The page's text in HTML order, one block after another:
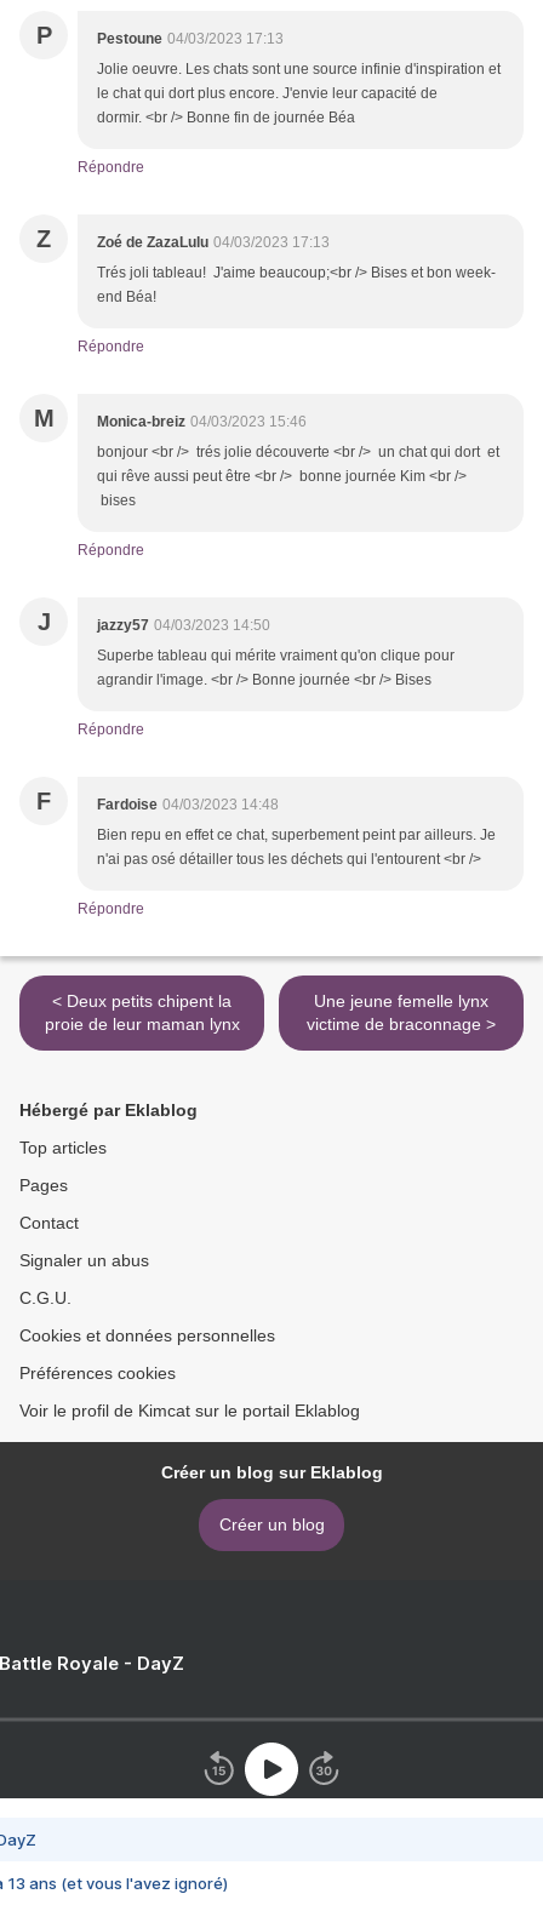
P Pestoune 04/03/2023 17:13
Jolie oeuvre. Les chats sont une source infinie d'inspiration et
le chat qui dort plus encore. J'envie leur capacité de
dormir. <br /> Bonne fin de journée Béa
Répondre
Z Zoé de ZazaLulu 04/03/2023 17:13
Trés joli tableau! J'aime beaucoup;<br /> Bises et bon week-
end Béa!
Répondre
M Monica-breiz 04/03/2023 15:46
bonjour <br /> trés jolie découverte <br /> un chat qui dort et
qui rêve aussi peut être <br /> bonne journée Kim <br />
bises
Répondre
J jazzy57 04/03/2023 14:50
Superbe tableau qui mérite vraiment qu'on clique pour
agrandir l'image. <br /> Bonne journée <br /> Bises
Répondre
F Fardoise 04/03/2023 14:48
Bien repu en effet ce chat, superbement peint par ailleurs. Je
n'ai pas osé détailler tous les déchets qui l'entourent <br />
Répondre
< Deux petits chipent la
proie de leur maman lynx
Une jeune femelle lynx
victime de braconnage >
Hébergé par Eklablog
Top articles
Pages
Contact
Signaler un abus
C.G.U.
Cookies et données personnelles
Préférences cookies
Voir le profil de Kimcat sur le portail Eklablog
Créer un blog sur Eklablog
Créer un blog
Royale - DayZ
13 ans (et vous l'avez ignoré)